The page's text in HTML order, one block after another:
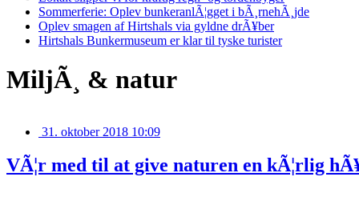
Sommerferie: Oplev bunkeranlÃ¦gget i bÃ¸rnehÃ¸jde
Oplev smagen af Hirtshals via gyldne drÃ¥ber
Hirtshals Bunkermuseum er klar til tyske turister
MiljÃ¸ & natur
31. oktober 2018 10:09
VÃ¦r med til at give naturen en kÃ¦rlig